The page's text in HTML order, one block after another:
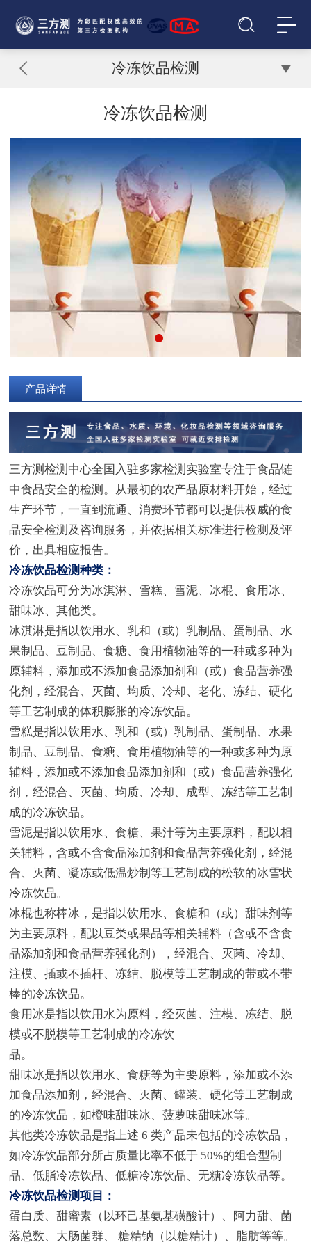
冷冻饮品检测
冷冻饮品检测
产品详情
三方测检测中心全国入驻多家检测实验室专注于食品链
中食品安全的检测。从最初的农产品原材料开始，经过
生产环节，一直到流通、消费环节都可以提供权威的食
品安全检测及咨询服务，并依据相关标准进行检测及评
价，出具相应报告。
冷冻饮品检测种类：
冷冻饮品可分为冰淇淋、雪糕、雪泥、冰棍、食用冰、
甜味冰、其他类。
冰淇淋是指以饮用水、乳和（或）乳制品、蛋制品、水
果制品、豆制品、食糖、食用植物油等的一种或多种为
原辅料，添加或不添加食品添加剂和（或）食品营养强
化剂，经混合、灭菌、均质、冷却、老化、冻结、硬化
等工艺制成的体积膨胀的冷冻饮品。
雪糕是指以饮用水、乳和（或）乳制品、蛋制品、水果
制品、豆制品、食糖、食用植物油等的一种或多种为原
辅料，添加或不添加食品添加剂和（或）食品营养强化
剂，经混合、灭菌、均质、冷却、成型、冻结等工艺制
成的冷冻饮品。
雪泥是指以饮用水、食糖、果汁等为主要原料，配以相
关辅料，含或不含食品添加剂和食品营养强化剂，经混
合、灭菌、凝冻或低温炒制等工艺制成的松软的冰雪状
冷冻饮品。
冰棍也称棒冰，是指以饮用水、食糖和（或）甜味剂等
为主要原料，配以豆类或果品等相关辅料（含或不含食
品添加剂和食品营养强化剂），经混合、灭菌、冷却、
注模、插或不插杆、冻结、脱模等工艺制成的带或不带
棒的冷冻饮品。
食用冰是指以饮用水为原料，经灭菌、注模、冻结、脱
模或不脱模等工艺制成的冷冻饮
品。
甜味冰是指以饮用水、食糖等为主要原料，添加或不添
加食品添加剂，经混合、灭菌、罐装、硬化等工艺制成
的冷冻饮品，如橙味甜味冰、菠萝味甜味冰等。
其他类冷冻饮品是指上述 6 类产品未包括的冷冻饮品，
如冷冻饮品部分所占质量比率不低于 50%的组合型制
品、低脂冷冻饮品、低糖冷冻饮品、无糖冷冻饮品等。
冷冻饮品检测项目：
蛋白质、甜蜜素（以环己基氨基磺酸计）、阿力甜、菌
落总数、大肠菌群、 糖精钠（以糖精计）、脂肪等等。